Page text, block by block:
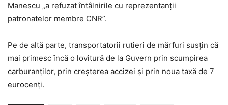
Manescu „a refuzat întâlnirile cu reprezentanţii
patronatelor membre CNR”.
Pe de altă parte, transportatorii rutieri de mărfuri susţin că
mai primesc încă o lovitură de la Guvern prin scumpirea
carburanţilor, prin creşterea accizei şi prin noua taxă de 7
eurocenţi.